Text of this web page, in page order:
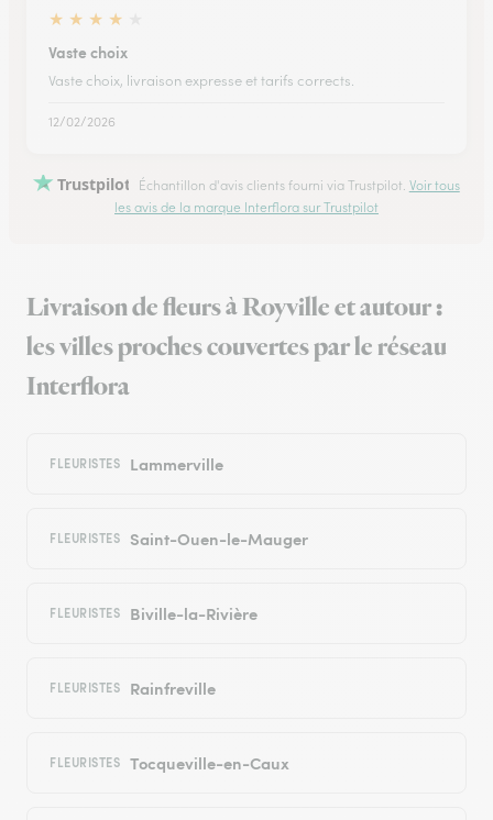
★ ★ ★ ★
Vaste choix
Vaste choix, livraison expresse et tarifs corrects.
12/02/2026
Trustpilot Échantillon d'avis clients fourni via Trustpilot. Voir tous
les avis de la marque Interflora sur Trustpilot
Livraison de fleurs à Royville et autour :
les villes proches couvertes par le réseau
Interflora
FLEURISTES Lammerville
FLEURISTES Saint-Ouen-le-Mauger
FLEURISTES Biville-la-Rivière
FLEURISTES Rainfreville
FLEURISTES Tocqueville-en-Caux